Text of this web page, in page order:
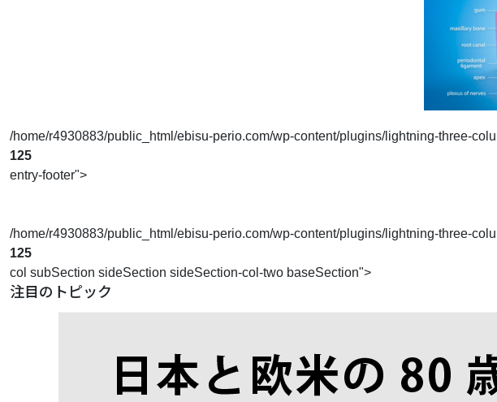
/home/r4930883/public_html/ebisu-perio.com/wp-content/plugins/lightning-three-
125
entry-footer">
/home/r4930883/public_html/ebisu-perio.com/wp-content/plugins/lightning-three-
125
col subSection sideSection sideSection-col-two baseSection">
注目のトピック